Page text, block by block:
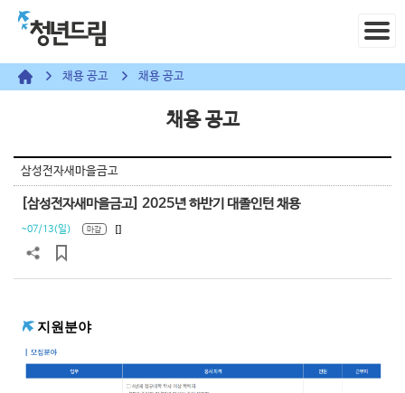
채용 공고 채용 공고
채용 공고
삼성전자새마을금고
[삼성전자새마을금고] 2025년 하반기 대졸인턴 채용
~07/13(일) 마감 []
지원분야